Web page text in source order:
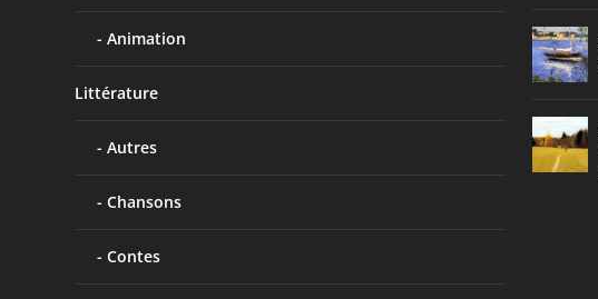
Animation
Littérature
Autres
Chansons
Contes